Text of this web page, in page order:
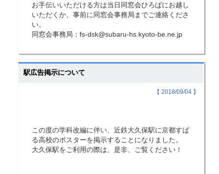
お手伝いいただける方は当日同窓会ひろばにお越し
いただくか、事前に同窓会事務局までご連絡くださ
い。
同窓会事務局： fs-dsk@subaru-hs.kyoto-be.ne.jp
駅広告掲示について
【 2018/09/04 】
この度の学科改編に伴い、近鉄大久保駅に京都すば
る高校のポスターを掲示することになりました。
大久保駅をご利用の際は、是非、ご覧ください！